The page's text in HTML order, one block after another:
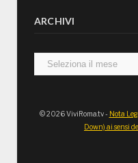
ARCHIVI
Archivi
© 2026 ViviRoma.tv - Nota
Down) ai sensi